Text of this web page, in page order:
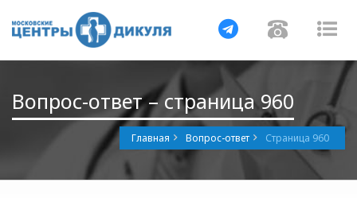
Навигация
Вопрос-ответ – страница 960
Главная Вопрос-ответ Страница 960